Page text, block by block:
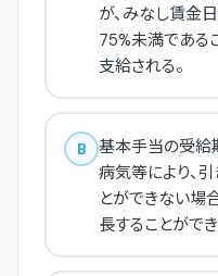
が、みなし賃金
75%未満である
支給される。
B
基本手当の受給
病気等により、
とができない場
長することができ